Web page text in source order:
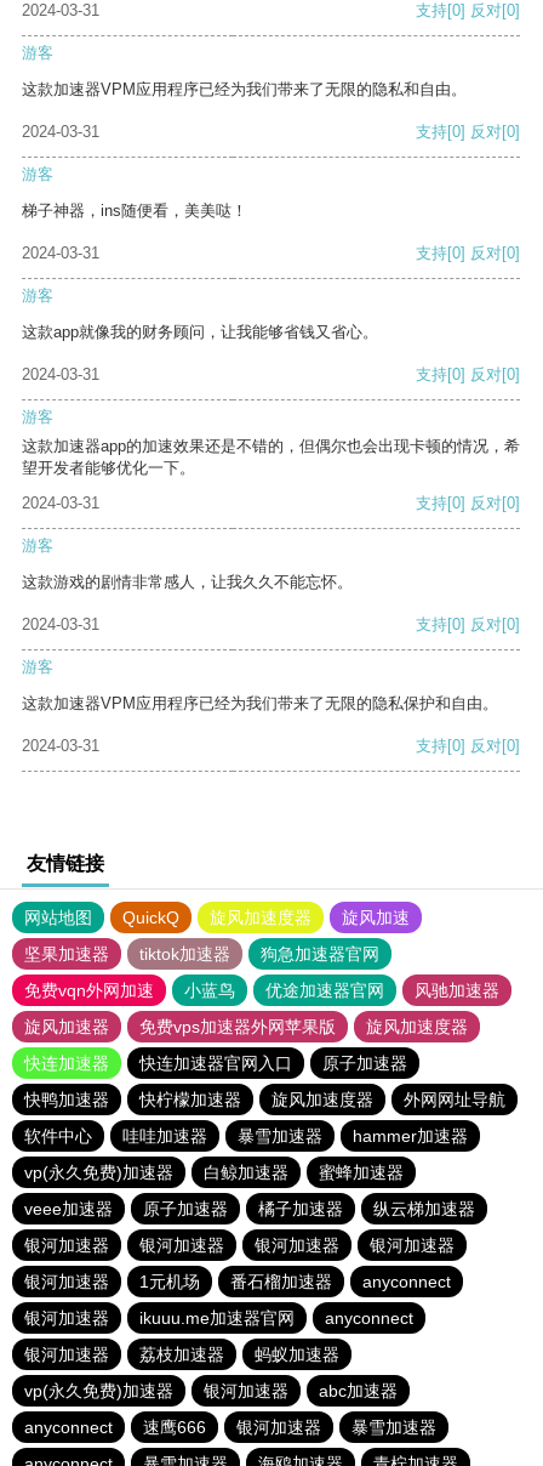
2024-03-31 支持[0] 反对[0]
游客
这款加速器VPM应用程序已经为我们带来了无限的隐私和自由。
2024-03-31 支持[0] 反对[0]
游客
梯子神器，ins随便看，美美哒！
2024-03-31 支持[0] 反对[0]
游客
这款app就像我的财务顾问，让我能够省钱又省心。
2024-03-31 支持[0] 反对[0]
游客
这款加速器app的加速效果还是不错的，但偶尔也会出现卡顿的情况，希
望开发者能够优化一下。
2024-03-31
支持[0] 反对[0]
游客
这款游戏的剧情非常感人，让我久久不能忘怀。
2024-03-31 支持[0] 反对[0]
游客
这款加速器VPM应用程序已经为我们带来了无限的隐私保护和自由。
2024-03-31 支持[0] 反对[0]
友情链接
网站地图 QuickQ 旋风加速度器
旋风加速
坚果加速器
tiktok加速器
狗急加速器官网
免费vqn外网加速
小蓝鸟 优途加速器官网
风驰加速器
旋风加速器
免费vps加速器外网苹果版
旋风加速度器
快连加速器
快连加速器官网入口
原子加速器
快鸭加速器
快柠檬加速器 旋风加速度器
外网网址导航
软件中心
哇哇加速器 暴雪加速器
hammer加速器
vp(永久免费)加速器
白鲸加速器
蜜蜂加速器
veee加速器
原子加速器 橘子加速器
纵云梯加速器
银河加速器
银河加速器 银河加速器
银河加速器
银河加速器
1元机场 番石榴加速器
anyconnect
银河加速器
ikuuu.me加速器官网
anyconnect
银河加速器
荔枝加速器
蚂蚁加速器
vp(永久免费)加速器
银河加速器
abc加速器
anyconnect
速鹰666 银河加速器
暴雪加速器